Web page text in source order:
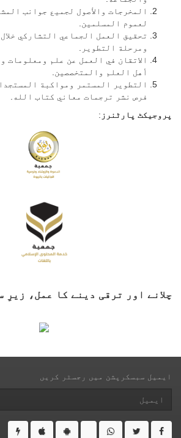
المخرجات والأصول لجميع جوانب
لعموم المسلمين.
تحقيق العمل الجماعي التشاركي
ومرحلة التطوير.
الاتقان في العمل عن علم ومعلومات
أهل العلم والمتخصصين.
التطوير المستمر ومواكبة
فرص نشر ترجمات معاني كتاب الله.
پروجیکٹ پارٹنرز :
چلانے اور ترقی دینے کا عمل، زیرِ
ایمیل سبسکرپشن میں رجسٹر کریں